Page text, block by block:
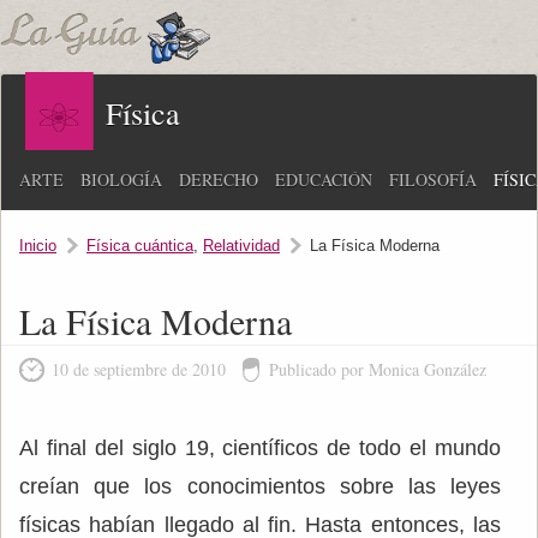
Física
ARTE BIOLOGÍA DERECHO EDUCACIÓN FILOSOFÍA
Inicio Física cuántica, Relatividad La Física Moderna
La Física Moderna
10 de septiembre de 2010 Publicado por Monica González
Al final del siglo 19, científicos de todo el mundo
creían que los conocimientos sobre las leyes
físicas habían llegado al fin. Hasta entonces, las